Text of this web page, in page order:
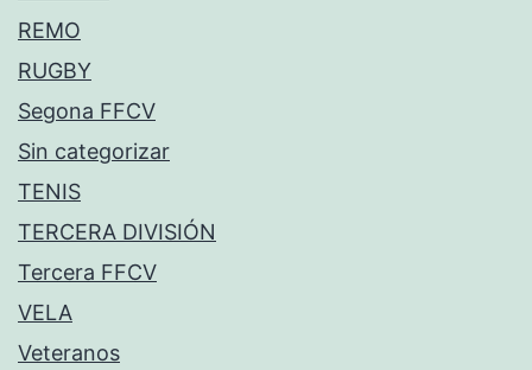
REMO
RUGBY
Segona FFCV
Sin categorizar
TENIS
TERCERA DIVISIÓN
Tercera FFCV
VELA
Veteranos